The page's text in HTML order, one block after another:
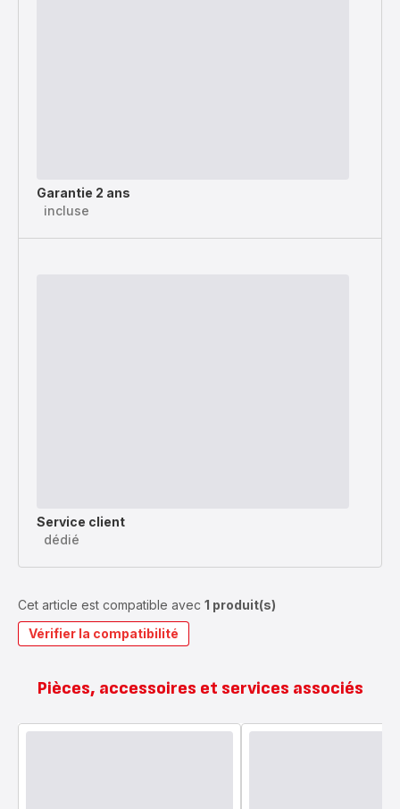
Garantie 2 ans
incluse
Service client
dédié
Cet article est compatible avec 1 produit(s)
Vérifier la compatibilité
Pièces, accessoires et services associés